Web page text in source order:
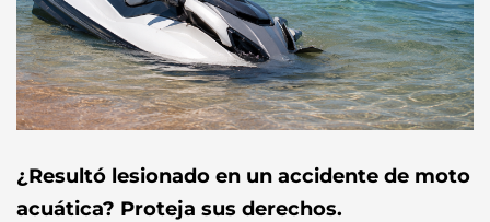
¿Resultó lesionado en un accidente de moto
acuática? Proteja sus derechos.